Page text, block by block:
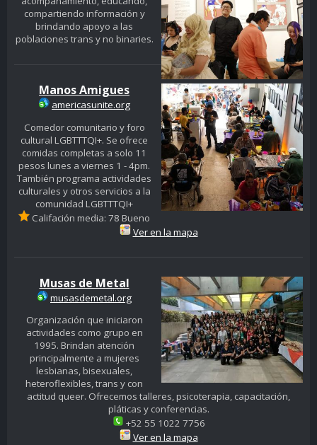
compartiendo información y
brindando apoyo a las
poblaciones trans y no binaries.
Manos Amigues
americasunite.org
Comedor comunitario y foro
cultural LGBTTTQI+. Se ofrece
comidas completas a solo 11
pesos lunes a viernes 1 - 4pm.
También programa actividades
culturales y otros servicios a la
comunidad LGBTTTQI+
Califación media: 78 Bueno
Ver en la mapa
Musas de Metal
musasdemetal.org
Organización que iniciaron
actividades como grupo en
1995. Brindan atención
principalmente a mujeres
lesbianas, bisexuales,
heteroflexibles, trans y con
actitud queer. Ofrecemos talleres, psicoterapia, capacitación,
pláticas y conferencias.
+52 55 1022 7756
Ver en la mapa